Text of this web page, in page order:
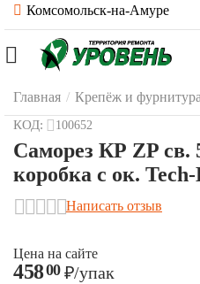
Комсомольск-на-Амуре
Главная / Крепёж и фурнитура
КОД: 100652
Саморез КР ZP св.
коробка с ок.
Написать отзыв
Цена на сайте
45800 ₽/упак